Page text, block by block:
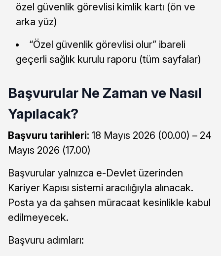
özel güvenlik görevlisi kimlik kartı (ön ve
arka yüz)
“Özel güvenlik görevlisi olur” ibareli
geçerli sağlık kurulu raporu (tüm sayfalar)
Başvurular Ne Zaman ve Nasıl
Yapılacak?
Başvuru tarihleri: 18 Mayıs 2026 (00.00) – 24
Mayıs 2026 (17.00)
Başvurular yalnızca e-Devlet üzerinden
Kariyer Kapısı sistemi aracılığıyla alınacak.
Posta ya da şahsen müracaat kesinlikle kabul
edilmeyecek.
Başvuru adımları: